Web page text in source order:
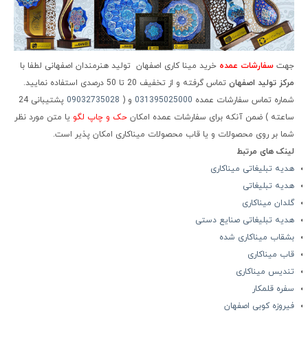
جهت سفارشات عمده خرید مینا کاری اصفهان تولید هنرمندان اصفهانی لطفا با
مرکز تولید اصفهان تماس گرفته و از تخفیف 20 تا 50 درصدی استفاده نمایید.
شماره تماس سفارشات عمده 031395025000 و ( 09032735028
پشتیبانی 24
ساعته ) ضمن آنکه برای سفارشات عمده امکان حک و چاپ لگو یا متن مورد نظر
شما بر روی محصولات و یا قاب محصولات میناکاری امکان پذیر است.
لینک های مرتبط
هدیه تبلیغاتی میناکاری
هدیه تبلیغاتی
گلدان میناکاری
هدیه تبلیغاتی صنایع دستی
بشقاب میناکاری شده
قاب میناکاری
تندیس میناکاری
سفره قلمکار
فیروزه کوبی اصفهان